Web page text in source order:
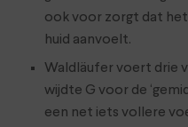
ook voor zorgt dat
huid aanvoelt.
Waldläufer voert drie
wijdte G voor de
een net iets vollere